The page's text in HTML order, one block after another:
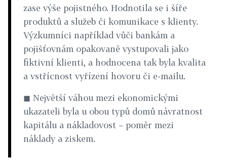
zase výše pojistného. Hodnotila se i šíře
produktů a služeb či komunikace s klienty.
Výzkumníci například vůči bankám a
pojišťovnám opakovaně vystupovali jako
fiktivní klienti, a hodnocena tak byla kvalita
a vstřícnost vyřízení hovoru či e-mailu.
◼ Největší váhou mezi ekonomickými
ukazateli byla u obou typů domů návratnost
kapitálu a nákladovost – poměr mezi
náklady a ziskem.